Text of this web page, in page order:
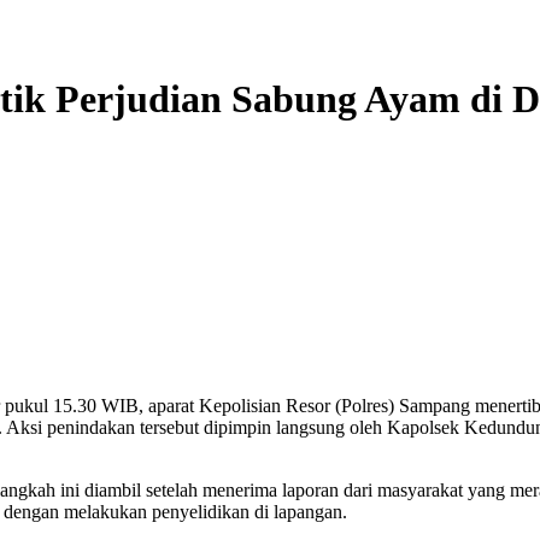
Perjudian Sabung Ayam di
15.30 WIB, aparat Kepolisian Resor (Polres) Sampang
penindakan tersebut dipimpin langsung oleh Kapolsek
ini diambil setelah menerima laporan dari masyarakat yang
melakukan penyelidikan di lapangan.